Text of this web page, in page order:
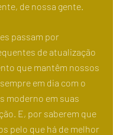
de nossa gente.
passam por
de atualização
que mantêm nossos
em dia com o
moderno em suas
E, por saberem que
pelo que há de melhor